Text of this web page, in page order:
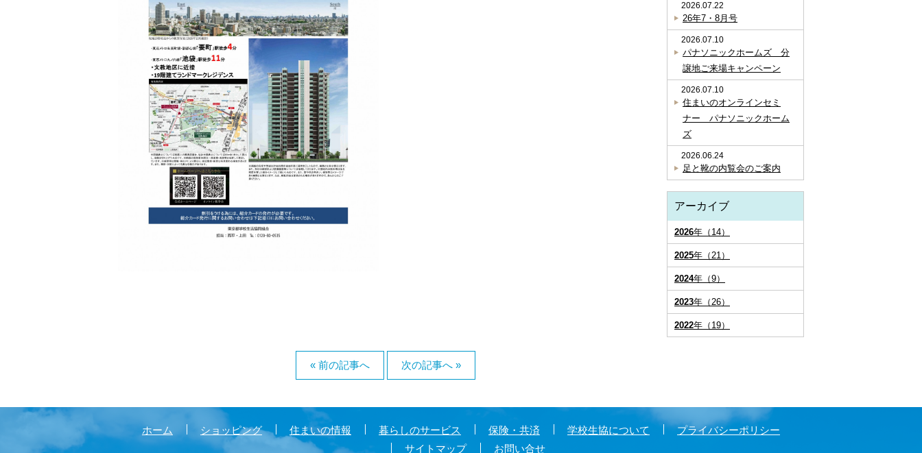
« 前の記事へ 次の記事へ »
2026.07.22
26年7・8月号
2026.07.10
パナソニックホームズ 分
譲地ご来場キャンペーン
2026.07.10
住まいのオンラインセミ
ナー パナソニックホーム
ズ
2026.06.24
足と靴の内覧会のご案内
アーカイブ
2026年（14）
2025年（21）
2024年（9）
2023年（26）
2022年（19）
ホーム ショッピング 住まいの情報 暮らしのサービス 保険・共済 学校生協について
プライバシーポリシー
サイトマップ
お問い合せ